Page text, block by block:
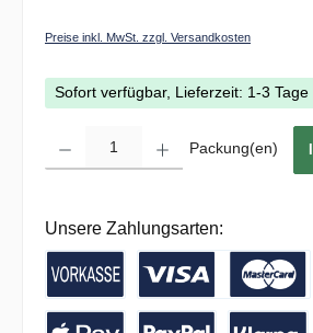
Preise inkl. MwSt. zzgl. Versandkosten
Sofort verfügbar, Lieferzeit: 1-3 Tage
Packung(en)
Unsere Zahlungsarten:
Vorkasse / Banküberweisung
Kreditkarte